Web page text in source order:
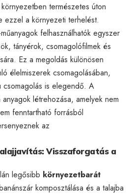
természetes úton
ezzel a környezeti terhelést.
felhasználhatók egyszer
tányérok, csomagolófilmek és
Ez a megoldás különösen
élelmiszerek csomagolásában,
csomagolás is elegendő. A
létrehozása, amelyek nem
fenntartható forrásból
az
Visszaforgatás a
legősibb környezetbarát
komposztálása és a talajba